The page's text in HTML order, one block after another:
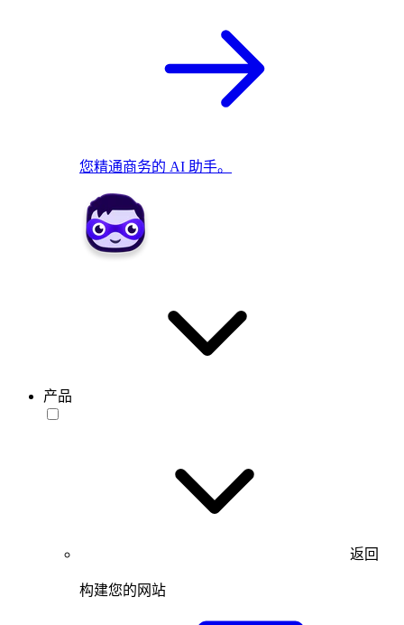
您精通商务的 AI 助手。
产品
返回
构建您的网站